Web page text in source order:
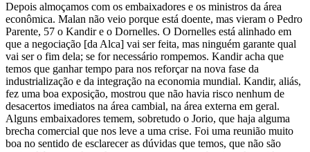
Depois almoçamos com os embaixadores e os ministros da área
econômica. Malan não veio porque está doente, mas vieram o Pedro
Parente, 57 o Kandir e o Dornelles. O Dornelles está alinhado em
que a negociação [da Alca] vai ser feita, mas ninguém garante qual
vai ser o fim dela; se for necessário rompemos. Kandir acha que
temos que ganhar tempo para nos reforçar na nova fase da
industrialização e da integração na economia mundial. Kandir, aliás,
fez uma boa exposição, mostrou que não havia risco nenhum de
desacertos imediatos na área cambial, na área externa em geral.
Alguns embaixadores temem, sobretudo o Jorio, que haja alguma
brecha comercial que nos leve a uma crise. Foi uma reunião muito
boa no sentido de esclarecer as dúvidas que temos, que não são